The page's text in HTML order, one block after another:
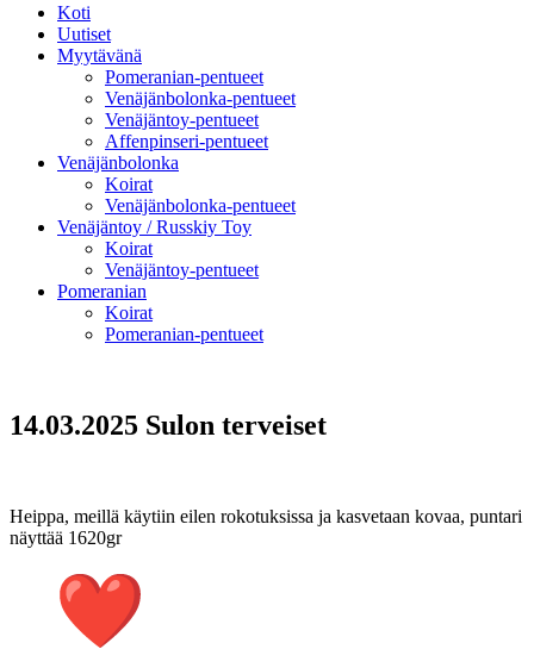
Koti
Uutiset
Myytävänä
Pomeranian-pentueet
Venäjänbolonka-pentueet
Venäjäntoy-pentueet
Affenpinseri-pentueet
Venäjänbolonka
Koirat
Venäjänbolonka-pentueet
Venäjäntoy / Russkiy Toy
Koirat
Venäjäntoy-pentueet
Pomeranian
Koirat
Pomeranian-pentueet
14.03.2025 Sulon terveiset
Heippa, meillä käytiin eilen rokotuksissa ja kasvetaan kovaa, puntari
näyttää 1620gr